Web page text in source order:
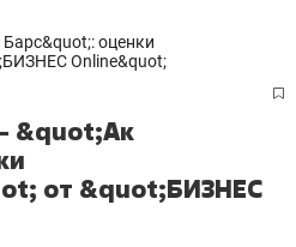
&quot;Ак
от &quot;БИЗНЕС